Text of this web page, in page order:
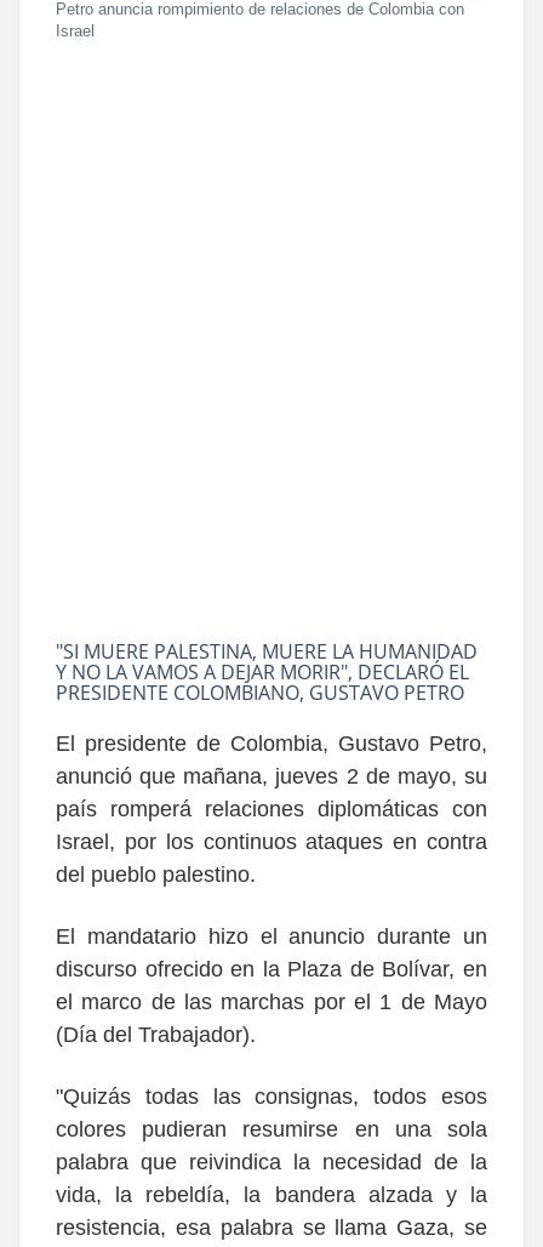
Petro anuncia rompimiento de relaciones de Colombia con
Israel
"SI MUERE PALESTINA, MUERE LA HUMANIDAD
Y NO LA VAMOS A DEJAR MORIR", DECLARÓ EL
PRESIDENTE COLOMBIANO, GUSTAVO PETRO
El presidente de Colombia, Gustavo Petro,
anunció que mañana, jueves 2 de mayo, su
país romperá relaciones diplomáticas con
Israel, por los continuos ataques en contra
del pueblo palestino.
El mandatario hizo el anuncio durante un
discurso ofrecido en la Plaza de Bolívar, en
el marco de las marchas por el 1 de Mayo
(Día del Trabajador).
"Quizás todas las consignas, todos esos
colores pudieran resumirse en una sola
palabra que reivindica la necesidad de la
vida, la rebeldía, la bandera alzada y la
resistencia, esa palabra se llama Gaza, se